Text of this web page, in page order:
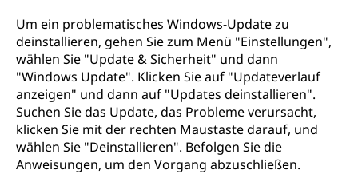
Um ein problematisches Windows-Update zu
deinstallieren, gehen Sie zum Menü "Einstellungen",
wählen Sie "Update & Sicherheit" und dann
"Windows Update". Klicken Sie auf "Updateverlauf
anzeigen" und dann auf "Updates deinstallieren".
Suchen Sie das Update, das Probleme verursacht,
klicken Sie mit der rechten Maustaste darauf, und
wählen Sie "Deinstallieren". Befolgen Sie die
Anweisungen, um den Vorgang abzuschließen.